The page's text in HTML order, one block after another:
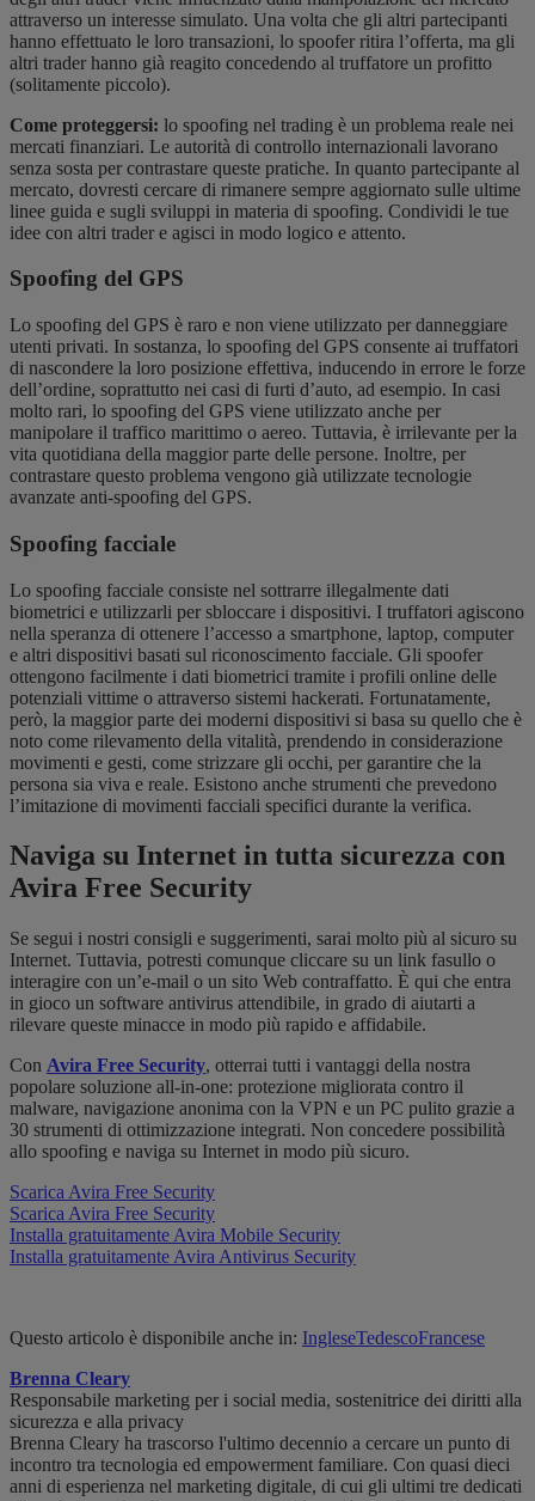
attraverso un interesse simulato. Una volta che gli altri partecipanti
hanno effettuato le loro transazioni, lo spoofer ritira l’offerta, ma gli
altri trader hanno già reagito concedendo al truffatore un profitto
(solitamente piccolo).
Come proteggersi: lo spoofing nel trading è un problema reale nei
mercati finanziari. Le autorità di controllo internazionali lavorano
senza sosta per contrastare queste pratiche. In quanto partecipante al
mercato, dovresti cercare di rimanere sempre aggiornato sulle ultime
linee guida e sugli sviluppi in materia di spoofing. Condividi le tue
idee con altri trader e agisci in modo logico e attento.
Spoofing del GPS
Lo spoofing del GPS è raro e non viene utilizzato per danneggiare
utenti privati. In sostanza, lo spoofing del GPS consente ai truffatori
di nascondere la loro posizione effettiva, inducendo in errore le forze
dell’ordine, soprattutto nei casi di furti d’auto, ad esempio. In casi
molto rari, lo spoofing del GPS viene utilizzato anche per
manipolare il traffico marittimo o aereo. Tuttavia, è irrilevante per la
vita quotidiana della maggior parte delle persone. Inoltre, per
contrastare questo problema vengono già utilizzate tecnologie
avanzate anti-spoofing del GPS.
Spoofing facciale
Lo spoofing facciale consiste nel sottrarre illegalmente dati
biometrici e utilizzarli per sbloccare i dispositivi. I truffatori agiscono
nella speranza di ottenere l’accesso a smartphone, laptop, computer
e altri dispositivi basati sul riconoscimento facciale. Gli spoofer
ottengono facilmente i dati biometrici tramite i profili online delle
potenziali vittime o attraverso sistemi hackerati. Fortunatamente,
però, la maggior parte dei moderni dispositivi si basa su quello che è
noto come rilevamento della vitalità, prendendo in considerazione
movimenti e gesti, come strizzare gli occhi, per garantire che la
persona sia viva e reale. Esistono anche strumenti che prevedono
l’imitazione di movimenti facciali specifici durante la verifica.
Naviga su Internet in tutta sicurezza con
Avira Free Security
Se segui i nostri consigli e suggerimenti, sarai molto più al sicuro su
Internet. Tuttavia, potresti comunque cliccare su un link fasullo o
interagire con un’e-mail o un sito Web contraffatto. È qui che entra
in gioco un software antivirus attendibile, in grado di aiutarti a
rilevare queste minacce in modo più rapido e affidabile.
Con Avira Free Security, otterrai tutti i vantaggi della nostra
popolare soluzione all-in-one: protezione migliorata contro il
malware, navigazione anonima con la VPN e un PC pulito grazie a
30 strumenti di ottimizzazione integrati. Non concedere possibilità
allo spoofing e naviga su Internet in modo più sicuro.
Scarica Avira Free Security
Scarica Avira Free Security
Installa gratuitamente Avira Mobile Security
Installa gratuitamente Avira Antivirus Security
Questo articolo è disponibile anche in: IngleseTedescoFrancese
Brenna Cleary
Responsabile marketing per i social media, sostenitrice dei diritti alla
sicurezza e alla privacy
Brenna Cleary ha trascorso l'ultimo decennio a cercare un punto di
incontro tra tecnologia ed empowerment familiare. Con quasi dieci
anni di esperienza nel marketing digitale, di cui gli ultimi tre dedicati